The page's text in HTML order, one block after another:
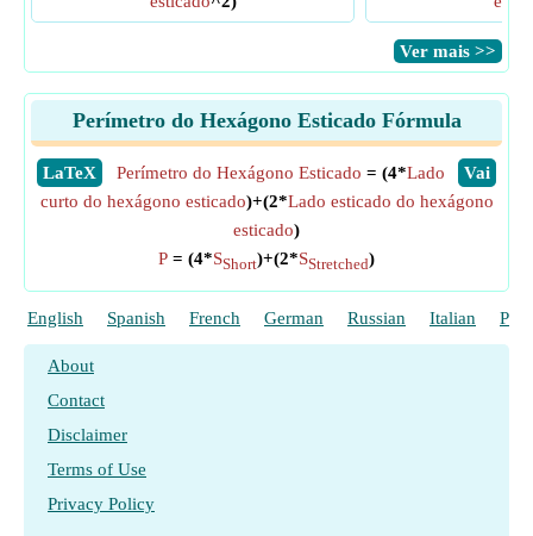
​Ver mais >>
Perímetro do Hexágono Esticado Fórmula
​LaTeX ​Vai
Perímetro do Hexágono Esticado = (4*Lado
curto do hexágono esticado)+(2*Lado esticado do hexágono
esticado)
P = (4*SShort)+(2*SStretched)
English Spanish French German Russian Italian
About
Contact
Disclaimer
Terms of Use
Privacy Policy